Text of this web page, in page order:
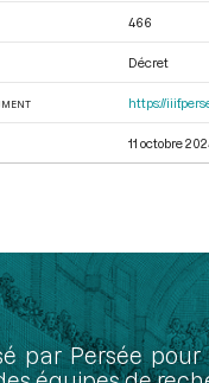
466
Décret
https://
11 octobre
par Persée